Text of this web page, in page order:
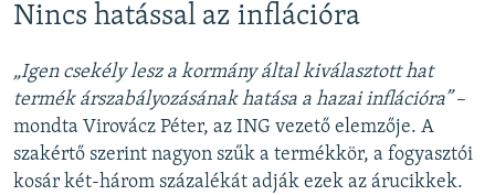
Nincs hatással az inflációra
„Igen csekély lesz a kormány által kiválasztott hat
termék árszabályozásának hatása a hazai inflációra”–
mondta Virovácz Péter, az ING vezető elemzője. A
szakértő szerint nagyon szűk a termékkör, a fogyasztói
kosár két-három százalékát adják ezek az árucikkek.